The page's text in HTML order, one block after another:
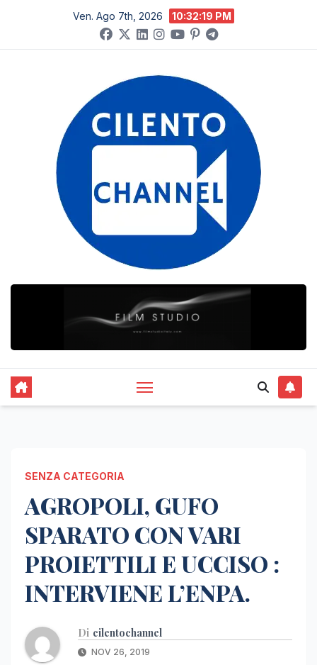
contenuto
Ven. Ago 7th, 2026 10:32:20 PM
SENZA CATEGORIA
AGROPOLI, GUFO
SPARATO CON VARI
PROIETTILI E UCCISO :
INTERVIENE L’ENPA.
Di cilentochannel
NOV 26, 2019